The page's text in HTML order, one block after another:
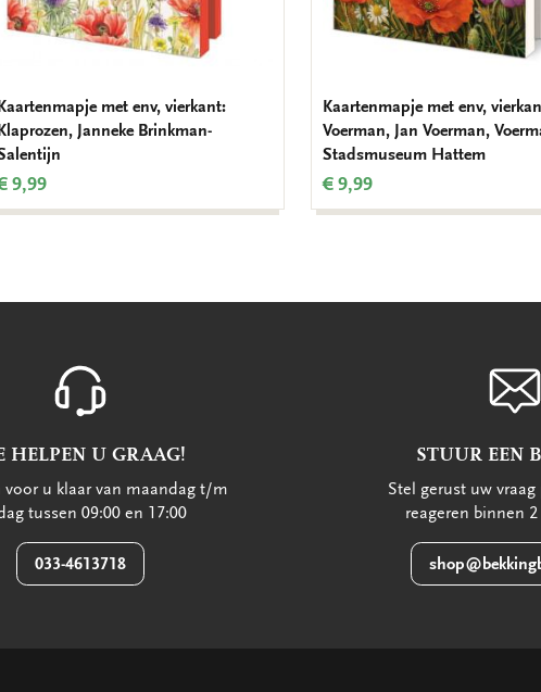
met env, vierkant:
Janneke Brinkman-
9,99
Kaartenmapje met env,
Voerman, Jan Voerman,
Stadsmuseum Hattem
€ 9,99
HELPEN U GRAAG!
voor u klaar van maandag t/m
tussen 09:00 en 17:00
033-4613718
STUUR EEN
Stel gerust uw
reageren binnen